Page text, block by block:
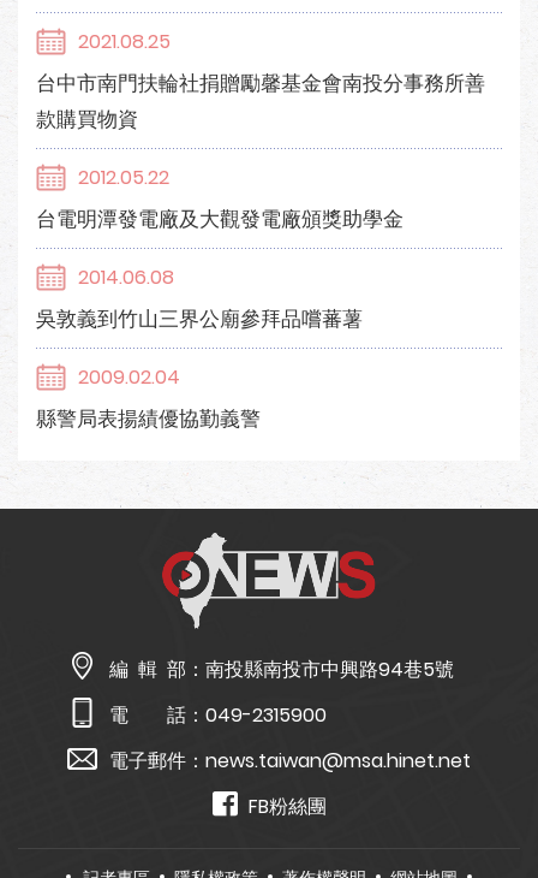
2021.08.25
台中市南門扶輪社捐贈勵馨基金會南投分事務所善
款購買物資
2012.05.22
台電明潭發電廠及大觀發電廠頒獎助學金
2014.06.08
吳敦義到竹山三界公廟參拜品嚐蕃薯
2009.02.04
縣警局表揚績優協勤義警
編 輯 部： 南投縣南投市中興路94巷5號
電 話： 049-2315900
電子郵件： news.taiwan@msa.hinet.net
FB粉絲團